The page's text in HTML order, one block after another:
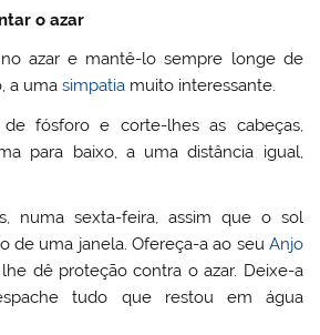
o azar
azar e mantê-lo sempre longe de
a umasimpatia muito interessante.
fósforo e corte-lhes as cabeças,
para baixo, a uma distância igual,
numa sexta-feira, assim que o sol
de uma janela. Ofereça-a ao seu Anjo
dê proteção contra o azar. Deixe-a
tudo que restou em água